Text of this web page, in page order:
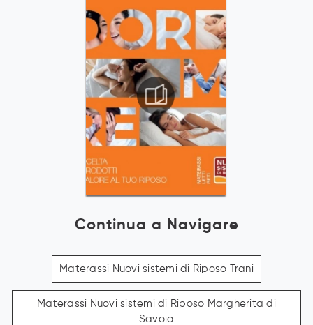
Continua a Navigare
Materassi Nuovi sistemi di Riposo Trani
Materassi Nuovi sistemi di Riposo Margherita di
Savoia